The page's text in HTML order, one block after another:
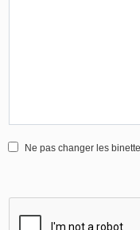
Ne pas changer les